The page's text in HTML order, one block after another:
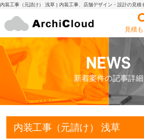
内装工事（元請け） 浅草 | 内装工事、店舗デザイン・設計の見積
見積
新着案件の記事詳細
内装工事（元請け） 浅草